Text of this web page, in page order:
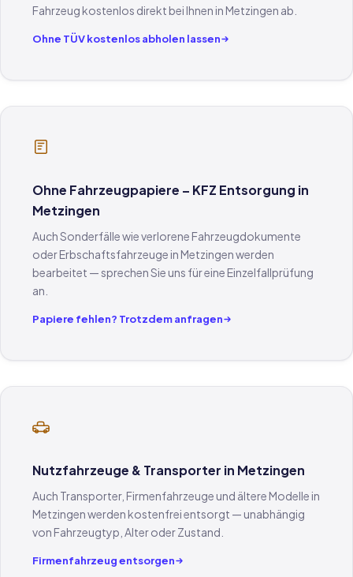
Fahrzeug kostenlos direkt bei Ihnen in Metzingen ab.
Ohne TÜV kostenlos abholen lassen
Ohne Fahrzeugpapiere – KFZ Entsorgung in
Metzingen
Auch Sonderfälle wie verlorene Fahrzeugdokumente
oder Erbschaftsfahrzeuge in Metzingen werden
bearbeitet — sprechen Sie uns für eine Einzelfallprüfung
an.
Papiere fehlen? Trotzdem anfragen
Nutzfahrzeuge & Transporter in Metzingen
Auch Transporter, Firmenfahrzeuge und ältere Modelle in
Metzingen werden kostenfrei entsorgt — unabhängig
von Fahrzeugtyp, Alter oder Zustand.
Firmenfahrzeug entsorgen